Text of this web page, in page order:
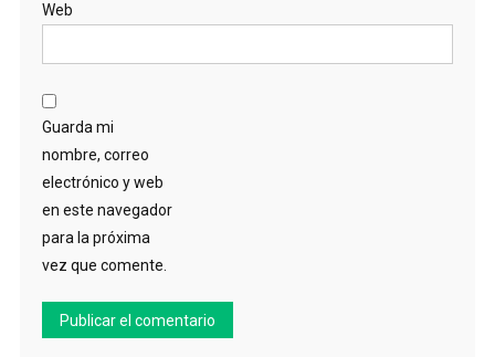
Web
Guarda mi
nombre, correo
electrónico y web
en este navegador
para la próxima
vez que comente.